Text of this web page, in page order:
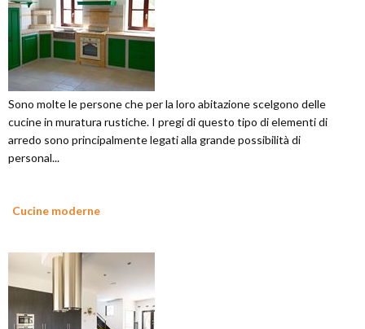
Sono molte le persone che per la loro abitazione scelgono delle
cucine in muratura rustiche. I pregi di questo tipo di elementi di
arredo sono principalmente legati alla grande possibilità di
personal...
Cucine moderne